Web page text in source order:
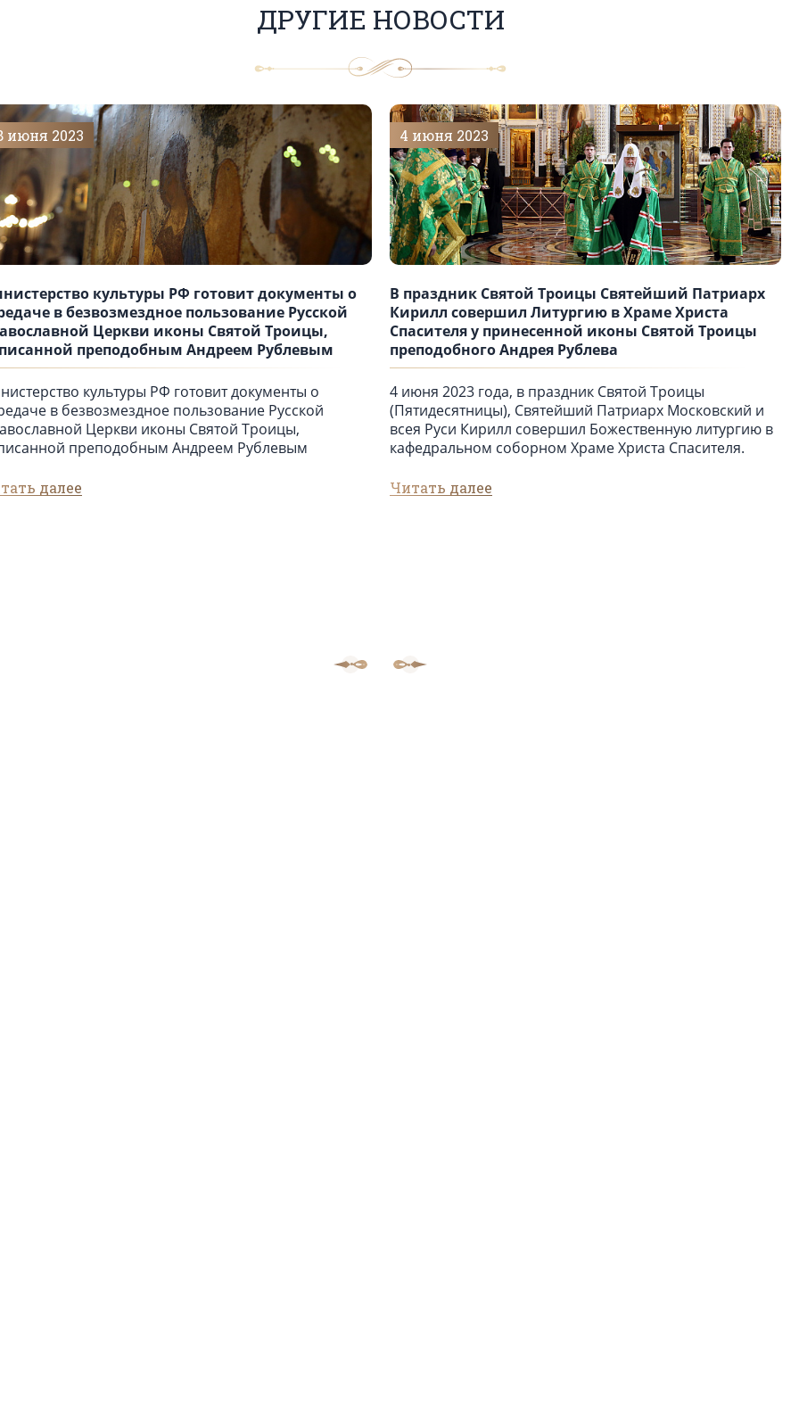
ДРУГИЕ НОВОСТИ
июня 2023
культуры РФ готовит документы о
в безвозмездное пользование Русской
Церкви иконы Святой Троицы,
преподобным Андреем Рублевым
культуры РФ готовит документы о
в безвозмездное пользование Русской
Церкви иконы Святой Троицы,
преподобным Андреем Рублевым
далее
4 июня 2023
В праздник Святой Троицы Святейший Патриарх
Кирилл совершил Литургию в Храме Христа
Спасителя у принесенной иконы Святой Троицы
преподобного Андрея Рублева
4 июня 2023 года, в праздник Святой Троицы
(Пятидесятницы), Святейший Патриарх Московский и
всея Руси Кирилл совершил Божественную литургию в
кафедральном соборном Храме Христа Спасителя.
Читать далее